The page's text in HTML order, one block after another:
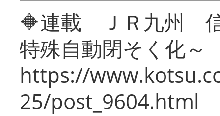
🔶連載 ＪＲ九州 信
特殊自動閉そく化～
https://
25/post_9604.html